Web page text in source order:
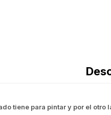
tiene para pintar y por el